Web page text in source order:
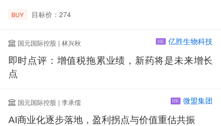
BUY 目标价：274
国元国际控股 | 林兴秋 HK 亿胜生物科技
即时点评：增值税拖累业绩，新药将是未来增长
点
国元国际控股 | 李承儒 HK 微盟集团
AI商业化逐步落地，盈利拐点与价值重估共振